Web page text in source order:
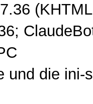
und die